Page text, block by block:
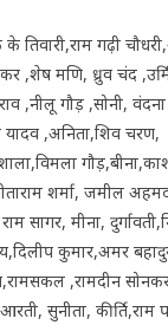
गढ़ी
,शेष मणि, ध्रुव चंद
,नीलू गौड़ ,सोनी,
यादव ,अनिता,शिव चरण,
शर्मा, जमील
सागर, मीना,
कुमार,अमर
,रामदीन
सुनीता, कीर्ति,राम